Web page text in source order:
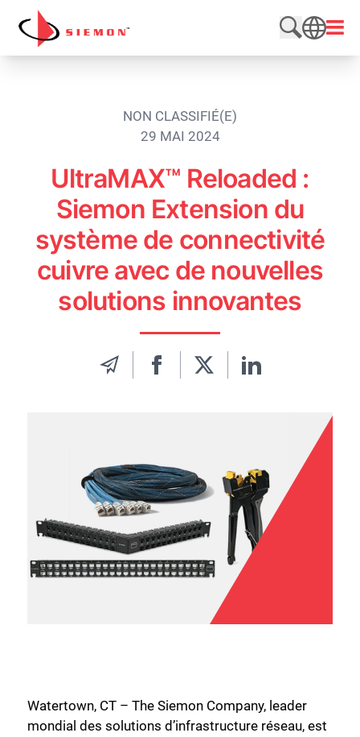
Aller au contenu
SEARCH
NON CLASSIFIÉ(E)
29 MAI 2024
UltraMAX™ Reloaded :
Siemon Extension du
système de connectivité
cuivre avec de nouvelles
solutions innovantes
Watertown, CT – The Siemon Company, leader
mondial des solutions d’infrastructure réseau, est